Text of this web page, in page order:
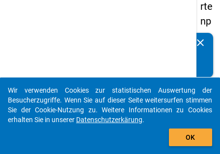
rte
np
an
14
-
zw
clear
auto_stories
add_shopping_cart
Wir verwenden Cookies zur statistischen Auswertung der
Besucherzugriffe. Wenn Sie auf dieser Seite weitersurfen stimmen
Sie der Cookie-Nutzung zu. Weitere Informationen zu Cookies
erhalten Sie in unserer Datenschutzerkärung.
OK